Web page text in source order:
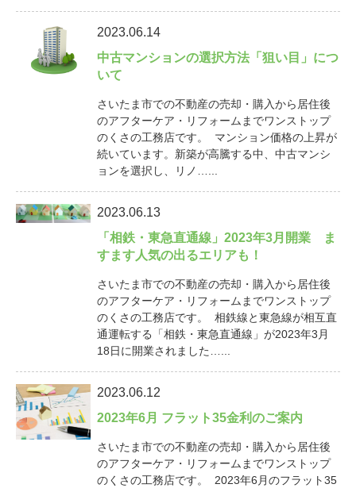
2023.06.14
中古マンションの選択方法「狙い目」につ
いて
さいたま市での不動産の売却・購入から居住後
のアフターケア・リフォームまでワンストップ
のくさの工務店です。 マンション価格の上昇が
続いています。新築が高騰する中、中古マンシ
ョンを選択し、リノ…...
2023.06.13
「相鉄・東急直通線」2023年3月開業 ま
すます人気の出るエリアも！
さいたま市での不動産の売却・購入から居住後
のアフターケア・リフォームまでワンストップ
のくさの工務店です。 相鉄線と東急線が相互直
通運転する「相鉄・東急直通線」が2023年3月
18日に開業されました…...
2023.06.12
2023年6月 フラット35金利のご案内
さいたま市での不動産の売却・購入から居住後
のアフターケア・リフォームまでワンストップ
のくさの工務店です。 2023年6月のフラット35